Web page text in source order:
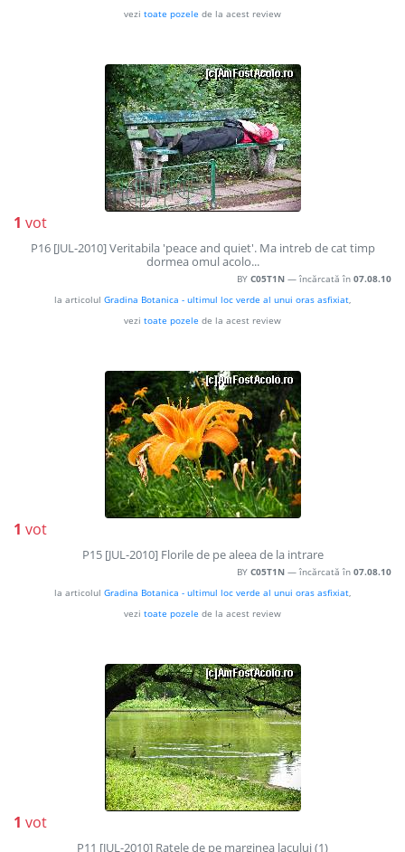
vezi toate pozele de la acest review
1 vot
P16 [JUL-2010] Veritabila 'peace and quiet'. Ma intreb de cat timp
dormea omul acolo...
BY C05T1N — încărcată în 07.08.10
la articolul Gradina Botanica - ultimul loc verde al unui oras asfixiat,
vezi toate pozele de la acest review
1 vot
P15 [JUL-2010] Florile de pe aleea de la intrare
BY C05T1N — încărcată în 07.08.10
la articolul Gradina Botanica - ultimul loc verde al unui oras asfixiat,
vezi toate pozele de la acest review
1 vot
P11 [JUL-2010] Ratele de pe marginea lacului (1)